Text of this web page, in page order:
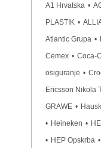
A1 Hrvatska •
PLASTIK •
Atlantic Grupa •
Cemex • Coca-
osiguranje •
Ericsson Nikola
GRAWE •
• Heineken •
• HEP Opskrba •